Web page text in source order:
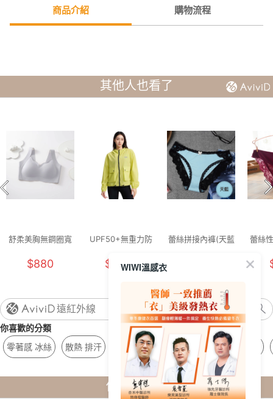
商品介紹 購物流程
其他人也看了
舒柔美胸無鋼圈寬
M-2XL)
$880
UPF50+無重力防
女L-XL)
$1290
蕾絲拼接內褲(天藍
蕾絲
遠紅外線
你喜歡的分類
零著感 冰絲
散熱 排汗 冰霸 防曬 乳膠 健康鞋 智能 胸衣
你剛剛看了
WIWI溫感衣